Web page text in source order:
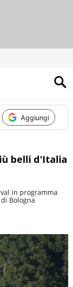
Aggiungi
belli d'Italia
in programma
Bologna